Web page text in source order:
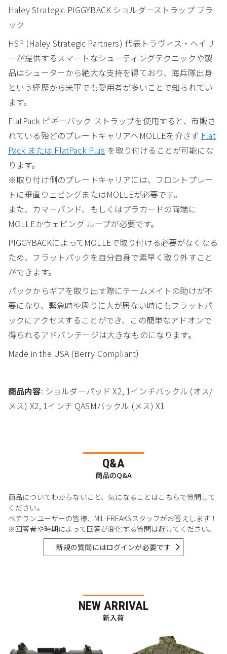
Haley Strategic PIGGYBACK ショルダーストラップ ブラ
ック
HSP (Haley Strategic Partners) 代表トラヴィス・ヘイリ
ーが提供するスマートなシューティングテクニックや製
品はシューターから絶大な支持を得ており、海兵隊出身
という経歴から米軍でも愛用者が多いことで知られてい
ます。
FlatPack ピギーバック ストラップを使用すると、市販さ
れている殆どのプレートキャリアへMOLLEを介さず Flat
Pack または FlatPack Plus を取り付けることが可能にな
ります。
※取り付け側のプレートキャリアには、フロントプレー
トに垂直ウェビングまたはMOLLEが必要です。
また、カマーバンド、もしくはプラカードの両端に
MOLLEかウェビング ループが必要です。
PIGGYBACKによってMOLLEで取り付ける必要がなくなる
ため、フラットパックを自分自身で素早く取り外すこと
ができます。
パックからギアを取り出す際にチームメイトの助けが不
要になり、緊急時や周りに人が居ない時にもフラットパ
ックにアクセスすることができ、この簡単なアドオンで
得られるアドバンテージは大きなものになります。
Made in the USA (Berry Compliant)
商品内容: ショルダーパッド X2, 1インチバックル (オス/
メス) X2, 1インチ QASMバックル (メス) X1
Q&A
商品のQ&A
商品についてわからないこと、気になることはこちらで質問して
ください。
ベテランユーザーの皆様、MIL-FREAKSスタッフがお答えします！
※回答者や時期によって回答が変化する質問は避けてください。
新規の質問にはログインが必要です
NEW ARRIVAL
新入荷